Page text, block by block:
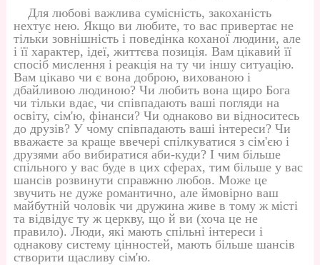
Для любові важлива сумісність, закоханість
нехтує нею. Якщо ви любите, то вас привертає не
тільки зовнішність і поведінка коханої людини, але
і її характер, ідеї, життєва позиція. Вам цікавий її
спосіб мислення і реакція на ту чи іншу ситуацію.
Вам цікаво чи є вона доброю, вихованою і
дбайливою людиною? Чи любить вона щиро Бога
чи тільки вдає, чи співпадають ваші погляди на
освіту, сім'ю, фінанси? Чи однаково ви відноситесь
до друзів? У чому співпадають ваші інтереси? Чи
вважаєте за краще ввечері спілкуватися з сім'єю і
друзями або вибиратися аби-куди? І чим більше
спільного у вас буде в цих сферах, тим більше у вас
шансів розвинути справжню любов. Може це
звучить не дуже романтично, але ймовірно ваш
майбутній чоловік чи дружина живе в тому ж місті
та відвідує ту ж церкву, що й ви (хоча це не
правило). Люди, які мають спільні інтереси і
однакову систему цінностей, мають більше шансів
створити щасливу сім'ю.